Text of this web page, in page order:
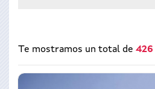
Te mostramos un total de 426